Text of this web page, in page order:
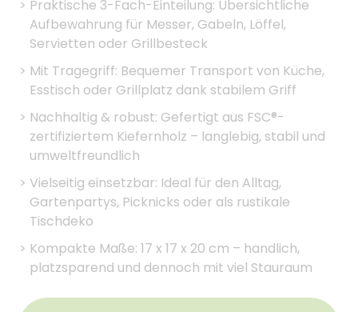
> Praktische 3-Fach-Einteilung: Übersichtliche
Aufbewahrung für Messer, Gabeln, Löffel,
Servietten oder Grillbesteck
> Mit Tragegriff: Bequemer Transport von Küche,
Esstisch oder Grillplatz dank stabilem Griff
> Nachhaltig & robust: Gefertigt aus FSC®-
zertifiziertem Kiefernholz – langlebig, stabil und
umweltfreundlich
> Vielseitig einsetzbar: Ideal für den Alltag,
Gartenpartys, Picknicks oder als rustikale
Tischdeko
> Kompakte Maße: 17 x 17 x 20 cm – handlich,
platzsparend und dennoch mit viel Stauraum